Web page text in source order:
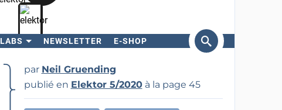
LABS NEWSLETTER E-SHOP
Rechercher
par Neil Gruending
publié en Elektor 5/2020à la page 45